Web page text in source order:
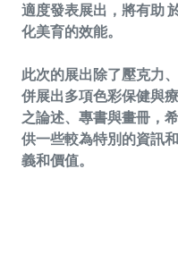
適度發表展出，將有助
化美育的效能。
此次的展出除了壓克力
併展出多項色彩保健與
之論述、專書與畫冊，
供一些較為特別的資訊
義和價值。